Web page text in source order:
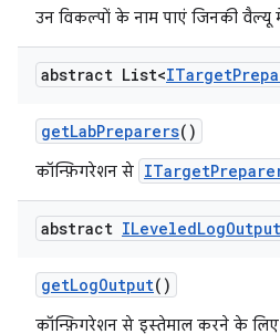
उन विकल्पों के नाम पाएं जिनकी
abstract List<ITarget
getLabPreparers()
कॉन्फ़िगरेशन से
abstract ILeveledLogOutput
getLogOutput()
कॉन्फ़िगरेशन से इस्तेमाल करने के लिए